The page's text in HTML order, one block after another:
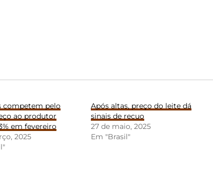
competem pelo
ao produtor
em fevereiro
2025
Após altas, preço do leite dá
sinais de recuo
27 de maio, 2025
Em "Brasil"